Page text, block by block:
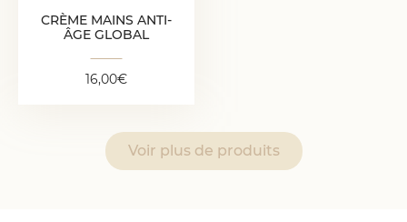
CRÈME MAINS ANTI-
ÂGE GLOBAL
16,00€
Voir plus de produits